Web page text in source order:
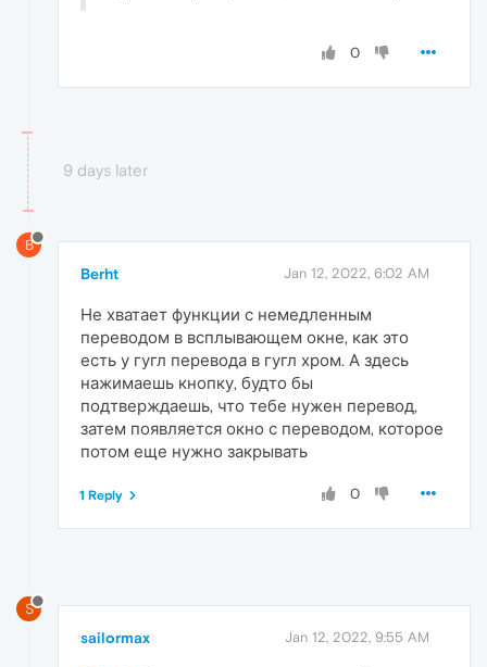
0
9 days later
B
Berht Jan 12, 2022, 6:02 AM
Не хватает функции с немедленным
переводом в всплывающем окне, как это
есть у гугл перевода в гугл хром. А здесь
нажимаешь кнопку, будто бы
подтверждаешь, что тебе нужен перевод,
затем появляется окно с переводом, которое
потом еще нужно закрывать
0
1 Reply
S
sailormax Jan 12, 2022, 9:55 AM